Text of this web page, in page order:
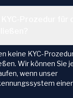
keine KYC-
Wir können Sie
wenn unser